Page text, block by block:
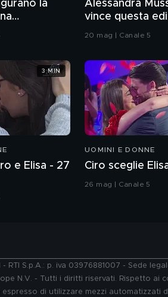
la
Alessandra
vince questa
Grande Fratello
20 mag | Canale 5
e Elisa - 27
3 MIN
UOMINI E DONNE
Ciro sceglie
26 mag | Canale 5
RTI S.p.A.: p. iva 03976881007 - Sede
N.V. - Tutti i diritti riservati. Rispetto
di utilizzare mezzi automatizzati